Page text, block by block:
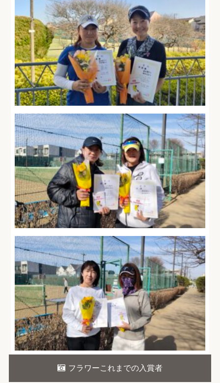
フラワーこれまでの入賞者